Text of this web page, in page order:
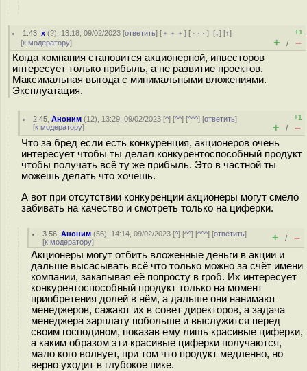
1.43 ,x (?), 13:18, 09/02/2023 [ответить] [ ﹢﹢﹢] [ · · ·][↓] [↑]
[к модератору]
+1
+ / –
Когда компания становится акционерной, инвесторов
интересует только прибыль, а не развитие проектов.
Максимальная выгода с минимальными вложениями.
Эксплуатация.
2.45 ,Аноним (12), 13:29, 09/02/2023 [^] [^^] [^^^] [ответить]
[к модератору]
+1
+ / –
Что за бред если есть конкуренция, акционеров очень
интересует чтобы ты делал конкурентоспособный продукт
чтобы получать всё ту же прибыль. Это в частной ты
можешь делать что хочешь.
А вот при отсутствии конкуренции акционеры могут смело
забивать на качество и смотреть только на циферки.
3.56 ,Аноним (56), 14:14, 09/02/2023 [^] [^^] [^^^] [ответить]
[к модератору] + / –
Акционеры могут отбить вложенные деньги в акции и
дальше высасывать всё что только можно за счёт имени
компании, закапывая её попросту в гроб. Их интересует
конкурентоспособный продукт только на момент
приобретения долей в нём, а дальше они нанимают
менеджеров, сажают их в совет директоров, а задача
менеджера зарплату побольше и выслужится перед
своим господином, показав ему лишь красивые циферки,
а каким образом эти красивые циферки получаются,
мало кого волнует, при том что продукт медленно, но
верно уходит в глубокое пике.